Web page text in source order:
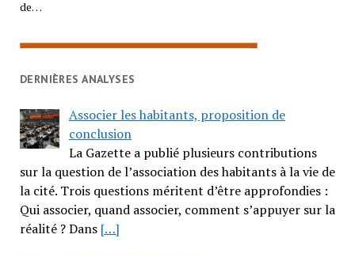
de…
DERNIÈRES ANALYSES
Associer les habitants, proposition de
conclusion
La Gazette a publié plusieurs contributions
sur la question de l’association des habitants à la vie de
la cité. Trois questions méritent d’être approfondies :
Qui associer, quand associer, comment s’appuyer sur la
réalité ? Dans […]